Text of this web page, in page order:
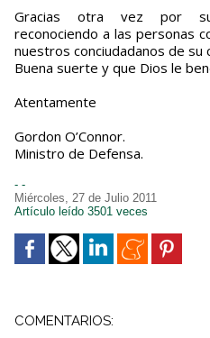
Gracias otra vez por su
reconociendo a las personas
nuestros conciudadanos de su
Buena suerte y que Dios le
Atentamente
Gordon O’Connor.
Ministro de Defensa.
- -
Miércoles, 27 de Julio 2011
Artículo leído 3501 veces
COMENTARIOS: